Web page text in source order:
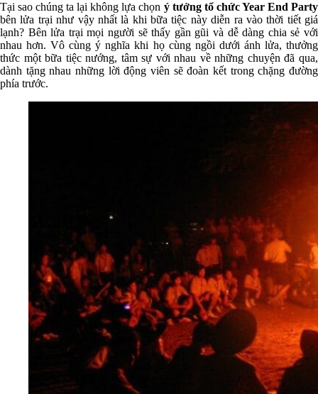
Tại sao chúng ta lại không lựa chọn ý tưởng tổ chức Year End Party
bên lửa trại như vậy nhất là khi bữa tiệc này diễn ra vào thời tiết giá
lạnh? Bên lửa trại mọi người sẽ thấy gần gũi và dễ dàng chia sẻ với
nhau hơn. Vô cùng ý nghĩa khi họ cùng ngồi dưới ánh lửa, thưởng
thức một bữa tiệc nướng, tâm sự với nhau về những chuyện đã qua,
dành tặng nhau những lời động viên sẽ đoàn kết trong chặng đường
phía trước.